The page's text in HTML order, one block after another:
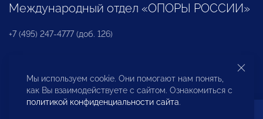
Международный отдел «ОПОРЫ РОССИИ»
+7 (495) 247-4777 (доб. 126)
Бюро по защите прав предпринимателей и
инвесторов
Мы используем cookie. Они помогают нам понять,
как Вы взаимодействуете с сайтом. Ознакомиться с
политикой конфиденциальности сайта.